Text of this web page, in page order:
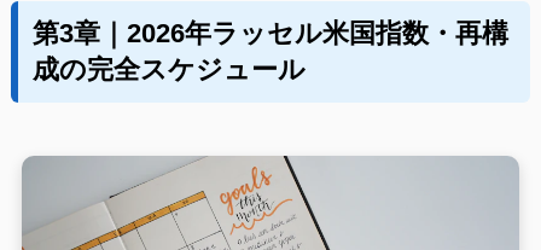
第3章｜2026年ラッセル米国指数・再構
成の完全スケジュール